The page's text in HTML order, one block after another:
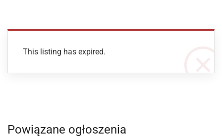
This listing has expired.
Powiązane ogłoszenia